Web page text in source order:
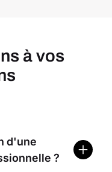
à vos
d'une
?